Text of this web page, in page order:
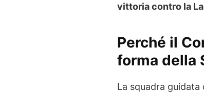
vittoria contro la
Perché il
forma della
La squadra guidata